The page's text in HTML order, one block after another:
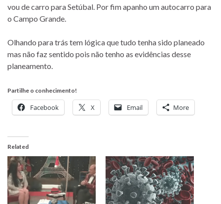
vou de carro para Setúbal. Por fim apanho um autocarro para
o Campo Grande.
Olhando para trás tem lógica que tudo tenha sido planeado
mas não faz sentido pois não tenho as evidências desse
planeamento.
Partilhe o conhecimento!
Facebook X Email More
Related